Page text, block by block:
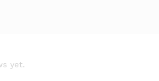
yet.